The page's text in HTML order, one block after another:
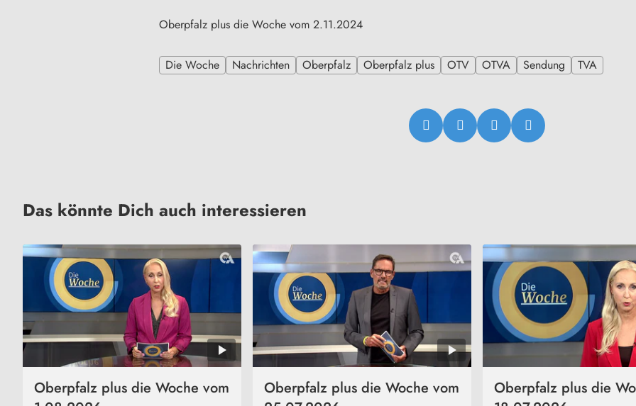
Oberpfalz plus die Woche vom 2.11.2024
Die Woche Nachrichten Oberpfalz Oberpfalz plus OTV OTVA Sendung TVA
Das könnte Dich auch interessieren
Oberpfalz plus die Woche vom
Oberpfalz plus die Woche vom
Oberpfalz plus die